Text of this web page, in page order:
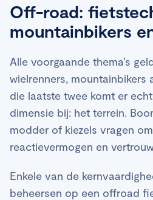
Off-road:
mountainbikers
Alle voorgaande thema’s
wielrenners, mountainbikers
die laatste twee komt er
dimensie bij: het terrein.
modder of kiezels vragen
reactievermogen en
Enkele van de
beheersen op een offroad